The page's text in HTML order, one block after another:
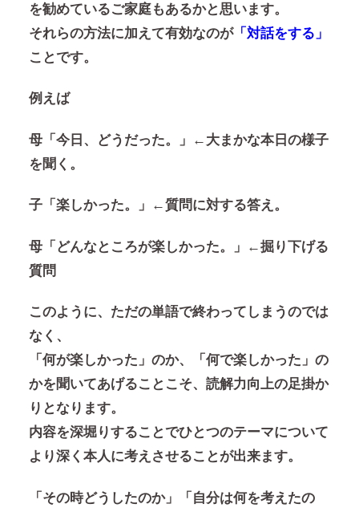
を勧めているご家庭もあるかと思います。
それらの方法に加えて有効なのが「対話をする」
ことです。
例えば
母「今日、どうだった。」
←大まかな本日の様子
を聞く。
子「楽しかった。」 ←質問に対する答え。
母「どんなところが楽しかった。」
←掘り下げる
質問
このように、ただの単語で終わってしまうのでは
なく、
「何が楽しかった」のか、「何で楽しかった」の
かを聞いてあげることこそ、読解力向上の足掛か
りとなります。
内容を深堀りすることでひとつのテーマについて
より深く本人に考えさせることが出来ます。
「その時どうしたのか」「自分は何を考えたの